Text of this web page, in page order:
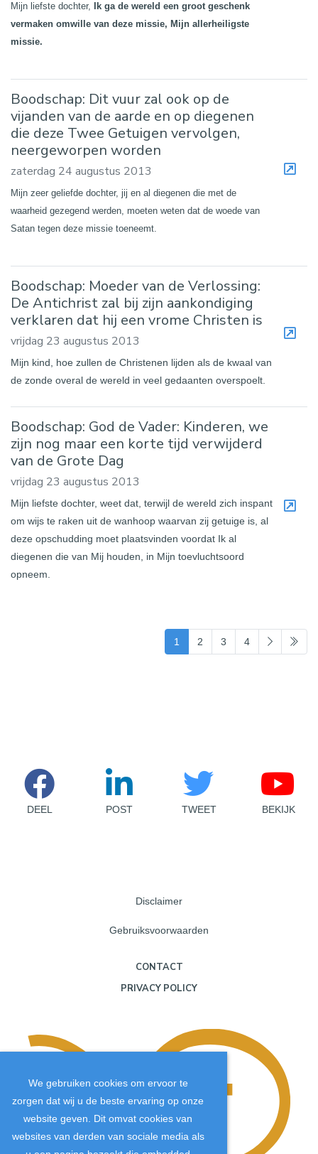
Mijn liefste dochter,
Ik ga de wereld een groot geschenk
vermaken omwille van deze missie, Mijn allerheiligste
missie.
Boodschap: Dit vuur zal ook op de
vijanden van de aarde en op diegenen
die deze Twee Getuigen vervolgen,
neergeworpen worden
zaterdag 24 augustus 2013
Mijn zeer geliefde dochter, jij en al diegenen die met de
waarheid gezegend werden, moeten weten dat de woede van
Satan tegen deze missie toeneemt.
Boodschap: Moeder van de Verlossing:
De Antichrist zal bij zijn aankondiging
verklaren dat hij een vrome Christen is
vrijdag 23 augustus 2013
Mijn kind, hoe zullen de Christenen lijden als de kwaal van
de zonde overal de wereld in veel gedaanten overspoelt.
Boodschap: God de Vader: Kinderen, we
zijn nog maar een korte tijd verwijderd
van de Grote Dag
vrijdag 23 augustus 2013
Mijn liefste dochter, weet dat, terwijl de wereld zich inspant
om wijs te raken uit de wanhoop waarvan zij getuige is, al
deze opschudding moet plaatsvinden voordat Ik al
diegenen die van Mij houden, in Mijn toevluchtsoord
opneem.
1 (current)
2 3 4
DEEL POST TWEET BEKIJK
Disclaimer
Gebruiksvoorwaarden
CONTACT
PRIVACY POLICY
We gebruiken cookies om ervoor te
zorgen dat wij u de beste ervaring op onze
website geven. Dit omvat cookies van
websites van derden van sociale media als